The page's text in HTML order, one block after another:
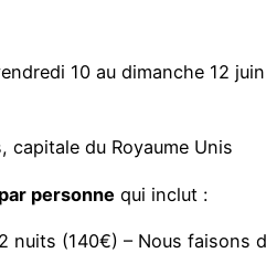
10 au dimanche 12 juin
capitale du Royaume Unis
personne qui inclut :
nuits (140€) – Nous faisons